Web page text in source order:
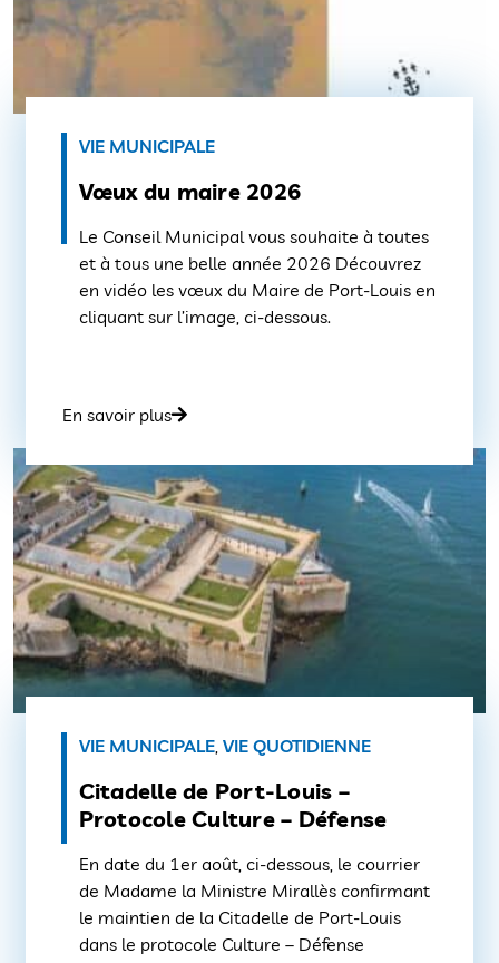
VIE MUNICIPALE
Vœux du maire 2026
Le Conseil Municipal vous souhaite à toutes
et à tous une belle année 2026 Découvrez
en vidéo les vœux du Maire de Port-Louis en
cliquant sur l’image, ci-dessous.
En savoir plus
VIE MUNICIPALE, VIE QUOTIDIENNE
Citadelle de Port-Louis –
Protocole Culture – Défense
En date du 1er août, ci-dessous, le courrier
de Madame la Ministre Mirallès confirmant
le maintien de la Citadelle de Port-Louis
dans le protocole Culture – Défense